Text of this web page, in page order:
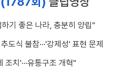
기 좋은 나라, 충분히 양립"
도식 불참···'강제성' 표현 문제
치'···유통구조 개혁"